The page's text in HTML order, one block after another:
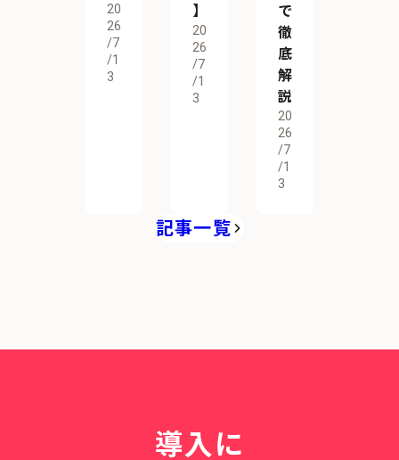
20
26
/7
/1
3
】
20
26
/7
/1
3
で
徹
底
解
説
20
26
/7
/1
3
記事一覧
導入に